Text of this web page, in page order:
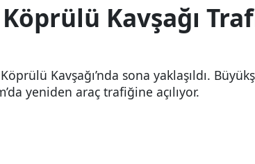
Kavşağı
Kavşağı’nda sona yaklaşıldı.
yeniden araç trafiğine açılıyor.